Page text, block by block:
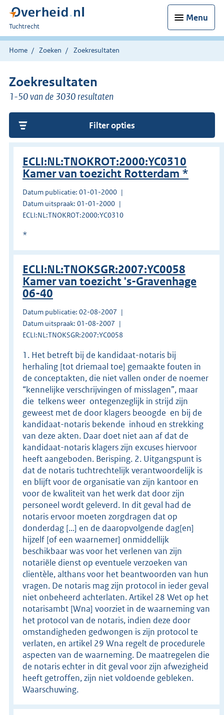
Menu
U
bent
hier:
Tuchtrecht
Home Zoeken Zoekresultaten
Zoekresultaten
1-50 van de 3030 resultaten
Filter opties
ECLI:NL:TNOKROT:2000:YC0310
Kamer van toezicht Rotterdam *
Datum publicatie: 01-01-2000
Datum uitspraak: 01-01-2000
ECLI:NL:TNOKROT:2000:YC0310
*
ECLI:NL:TNOKSGR:2007:YC0058
Kamer van toezicht 's-Gravenhage
06-40
Datum publicatie: 02-08-2007
Datum uitspraak: 01-08-2007
ECLI:NL:TNOKSGR:2007:YC0058
1. Het betreft bij de kandidaat-notaris bij
herhaling [tot driemaal toe] gemaakte fouten in
de conceptakten, die niet vallen onder de noemer
“kennelijke verschrijvingen of misslagen”, maar
die ­ telkens weer ­ ontegenzeglijk in strijd zijn
geweest met de door klagers beoogde ­ en bij de
kandidaat-notaris bekende ­ inhoud en strekking
van deze akten. Daar doet niet aan af dat de
kandidaat-notaris klagers zijn excuses hiervoor
heeft aangeboden. Berisping. 2. Uitgangspunt is
dat de notaris tuchtrechtelijk verantwoordelijk is
en blijft voor de organisatie van zijn kantoor en
voor de kwaliteit van het werk dat door zijn
personeel wordt geleverd. In dit geval had de
notaris ervoor moeten zorgdragen dat op
donderdag [...] en de daaropvolgende dag[en]
hijzelf [of een waarnemer] onmiddellijk
beschikbaar was voor het verlenen van zijn
notariële dienst op eventuele verzoeken van
clientèle, althans voor het beantwoorden van hun
vragen. De notaris mag zijn protocol in ieder geval
niet onbeheerd achterlaten. Artikel 28 Wet op het
notarisambt [Wna] voorziet in de waarneming van
het protocol van de notaris, indien deze door
omstandigheden gedwongen is zijn protocol te
verlaten, en artikel 29 Wna regelt de procedurele
aspecten van de waarneming. De maatregelen die
de notaris echter in dit geval voor zijn afwezigheid
heeft getroffen, zijn niet voldoende gebleken.
Waarschuwing.